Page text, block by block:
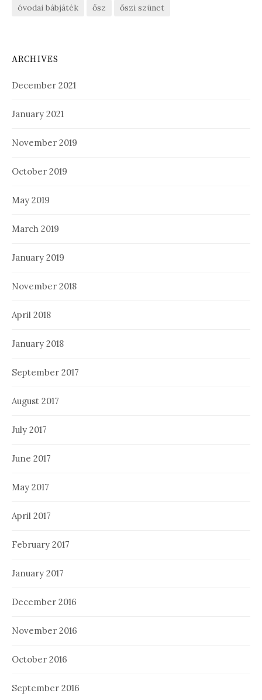
óvodai bábjáték ősz őszi szünet
ARCHIVES
December 2021
January 2021
November 2019
October 2019
May 2019
March 2019
January 2019
November 2018
April 2018
January 2018
September 2017
August 2017
July 2017
June 2017
May 2017
April 2017
February 2017
January 2017
December 2016
November 2016
October 2016
September 2016